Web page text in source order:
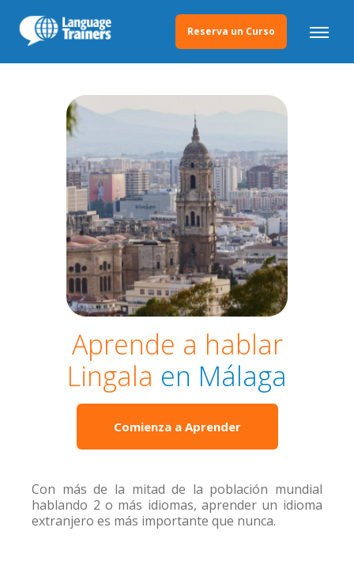
Reserva un Curso
Aprende a hablar
Lingala en Málaga
Comienza a Aprender
Con más de la mitad de la población mundial
hablando 2 o más idiomas, aprender un idioma
extranjero es más importante que nunca.